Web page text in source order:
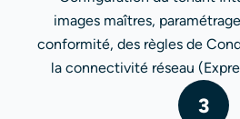
images maîtres,
conformité, des règles de
la connectivité réseau
3